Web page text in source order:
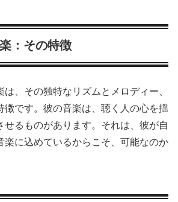
：その特徴
、その独特なリズムとメロディー、
徴です。彼の音楽は、聴く人の心を揺
せるものがあります。それは、彼が自
楽に込めているからこそ、可能なのか